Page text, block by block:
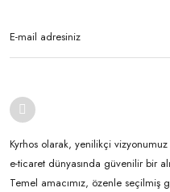
Kyrhos olarak, yenilikçi vizyonumuz
e-ticaret dünyasında güvenilir bir
Temel amacımız, özenle seçilmiş